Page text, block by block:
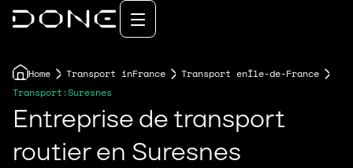
Home Transport inFrance Transport enÎle-de-France
Transport:Suresnes
Entreprise de transport
routier en Suresnes